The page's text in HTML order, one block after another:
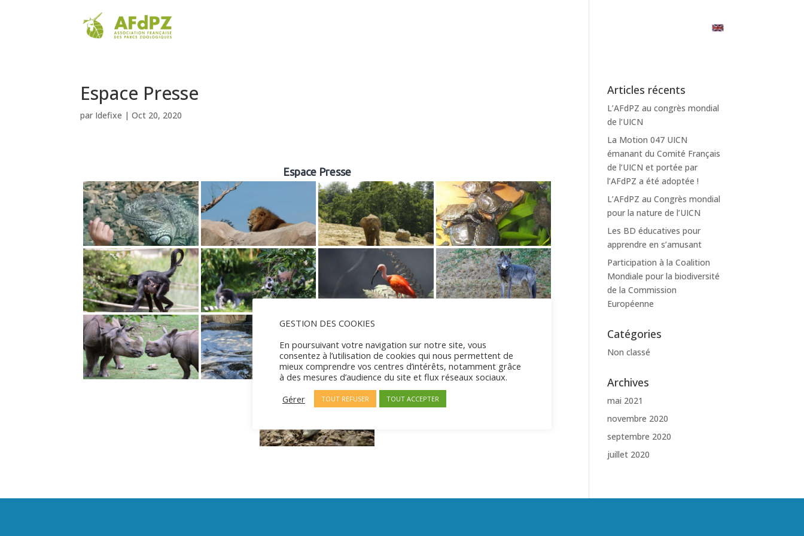
Espace Presse
par Idefixe |Oct 20, 2020
Espace Presse
Articles récents
L’AFdPZ au congrès mondial
de l’UICN
La Motion 047 UICN
émanant du Comité Français
de l’UICN et portée par
l’AFdPZ a été adoptée !
L’AFdPZ au Congrès mondial
pour la nature de l’UICN
Les BD éducatives pour
apprendre en s’amusant
Participation à la Coalition
Mondiale pour la biodiversité
de la Commission
Européenne
Catégories
Non classé
Archives
mai 2021
novembre 2020
septembre 2020
juillet 2020
GESTION DES COOKIES
En poursuivant votre navigation sur notre site, vous
consentez à l’utilisation de cookies qui nous permettent de
mieux comprendre vos centres d’intérêts, notamment grâce
à des mesures d’audience du site et flux réseaux sociaux.
Gérer
TOUT REFUSER TOUT ACCEPTER